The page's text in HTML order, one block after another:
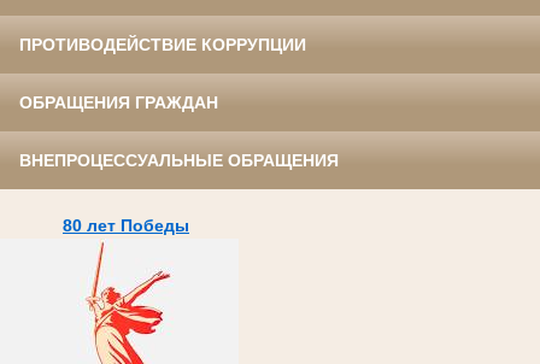
ПРОТИВОДЕЙСТВИЕ КОРРУПЦИИ
ОБРАЩЕНИЯ ГРАЖДАН
ВНЕПРОЦЕССУАЛЬНЫЕ ОБРАЩЕНИЯ
80 лет Победы